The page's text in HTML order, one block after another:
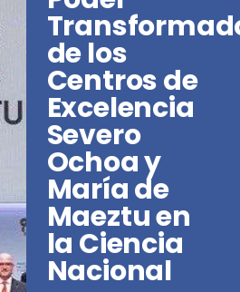
de los
Centros de
Excelencia
Severo
Ochoa y
María de
Maeztu en
la Ciencia
Nacional